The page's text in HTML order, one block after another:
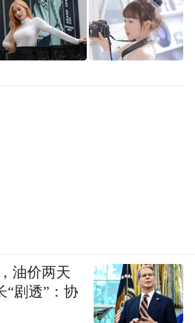
油价两天
“剧透”：协